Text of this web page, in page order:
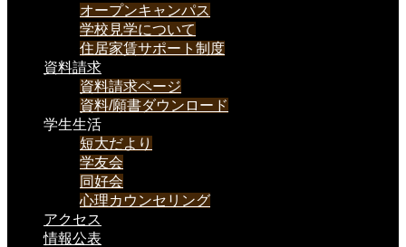
オープンキャンパス
学校見学について
住居家賃サポート制度
資料請求
資料請求ページ
資料/願書ダウンロード
学生生活
短大だより
学友会
同好会
心理カウンセリング
アクセス
情報公表